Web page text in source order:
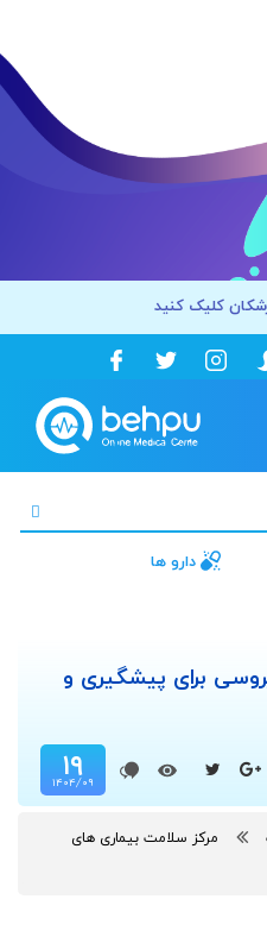
کلیک کنید
دارو ها
برای پیشگیری و
۱۹
۱۴۰۴/۰۹
مرکز سلامت بیماری های